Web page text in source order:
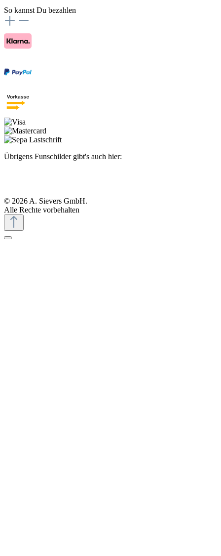
So kannst Du bezahlen
Übrigens Funschilder gibt's auch hier:
© 2026 A. Sievers GmbH.
Alle Rechte vorbehalten